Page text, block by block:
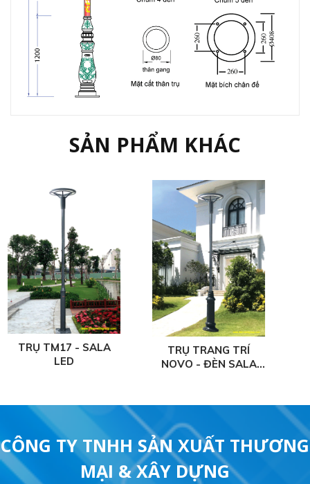
SẢN PHẨM KHÁC
TRỤ TRANG TRÍ
NOVO - ĐÈN SALA
TRỤ TRANG TRÍ
NOVO - ĐÈN VISTAR
CÔNG TY TNHH SẢN XUẤT THƯƠNG
MẠI & XÂY DỰNG